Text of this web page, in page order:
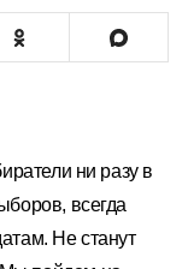
ни разу в
всегда
Не станут